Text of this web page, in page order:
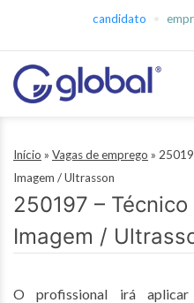
conteúdo
candidato
Empregos
Início » Vagas de emprego »
Imagem / Ultrasson
250197 –
Imagem /
O profissional irá